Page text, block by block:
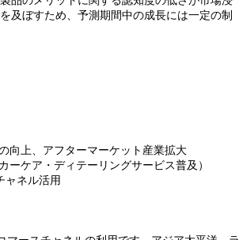
及ぼすため、予測期間中の成長には一定の制
向上、アフターマーケット産業拡大
ケア・ディテーリングサービス普及）
ャネル活用